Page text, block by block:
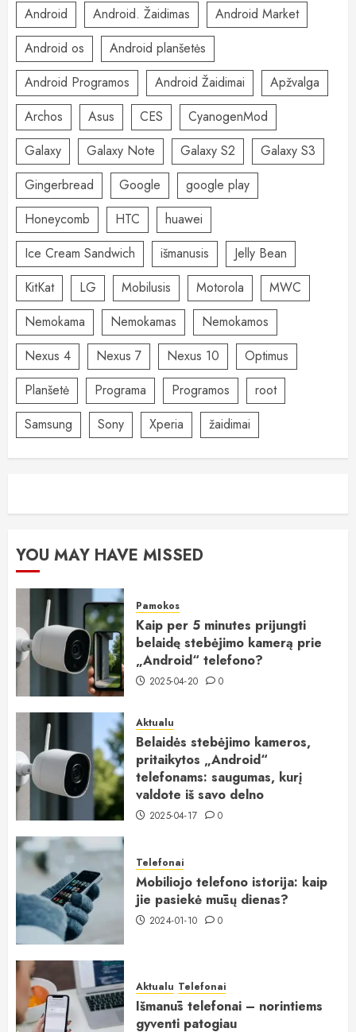
Android Android. Žaidimas
Android Market
Android os
Android planšetės
Android Programos
Android Žaidimai
Apžvalga
Archos
Asus CES
CyanogenMod
Galaxy
Galaxy Note Galaxy S2
Galaxy S3
Gingerbread
Google
google play
Honeycomb
HTC
huawei
Ice Cream Sandwich
išmanusis
Jelly Bean
KitKat
LG Mobilusis Motorola
MWC
Nemokama
Nemokamas
Nemokamos
Nexus 4
Nexus 7 Nexus 10
Optimus
Planšetė
Programa Programos
root
Samsung
Sony Xperia žaidimai
YOU MAY HAVE MISSED
Pamokos
Kaip per 5 minutes prijungti
belaidę stebėjimo kamerą prie
„Android“ telefono?
2025-04-20 0
Aktualu
Belaidės stebėjimo kameros,
pritaikytos „Android“
telefonams: saugumas, kurį
valdote iš savo delno
2025-04-17 0
Telefonai
Mobiliojo telefono istorija: kaip
jie pasiekė mūsų dienas?
2024-01-10 0
Aktualu Telefonai
Išmanūs telefonai – norintiems
gyventi patogiau